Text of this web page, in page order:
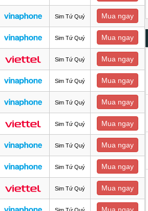
Sim Tứ Quý Mua ngay
Sim Tứ Quý Mua ngay
Sim Tứ Quý Mua ngay
Sim Tứ Quý Mua ngay
Sim Tứ Quý Mua ngay
Sim Tứ Quý Mua ngay
Sim Tứ Quý Mua ngay
Sim Tứ Quý Mua ngay
Sim Tứ Quý Mua ngay
Sim Tứ Quý Mua ngay